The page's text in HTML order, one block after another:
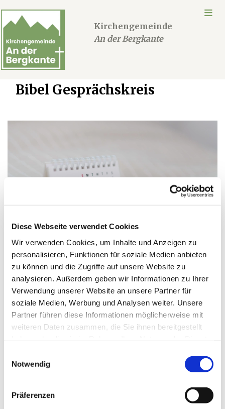
Diese Webseite verwendet Cookies
Wir verwenden Cookies, um Inhalte und Anzeigen zu
personalisieren, Funktionen für soziale Medien anbieten
zu können und die Zugriffe auf unsere Website zu
analysieren. Außerdem geben wir Informationen zu Ihrer
Verwendung unserer Website an unsere Partner für
soziale Medien, Werbung und Analysen weiter. Unsere
Partner führen diese Informationen möglicherweise mit
weiteren Daten zusammen, die Sie ihnen bereitgestellt
Notwendig
Präferenzen
Kirchengemeinde
An der Bergkante
Bibel Gesprächskreis
Dienstag, 18. August 2026, 19:00 -
20:00 Uhr
Gemeindehaus Bergkirchen
Untergeschoss, Bergkirchener Str.
465, Bergkirchener Str. 465, 32549